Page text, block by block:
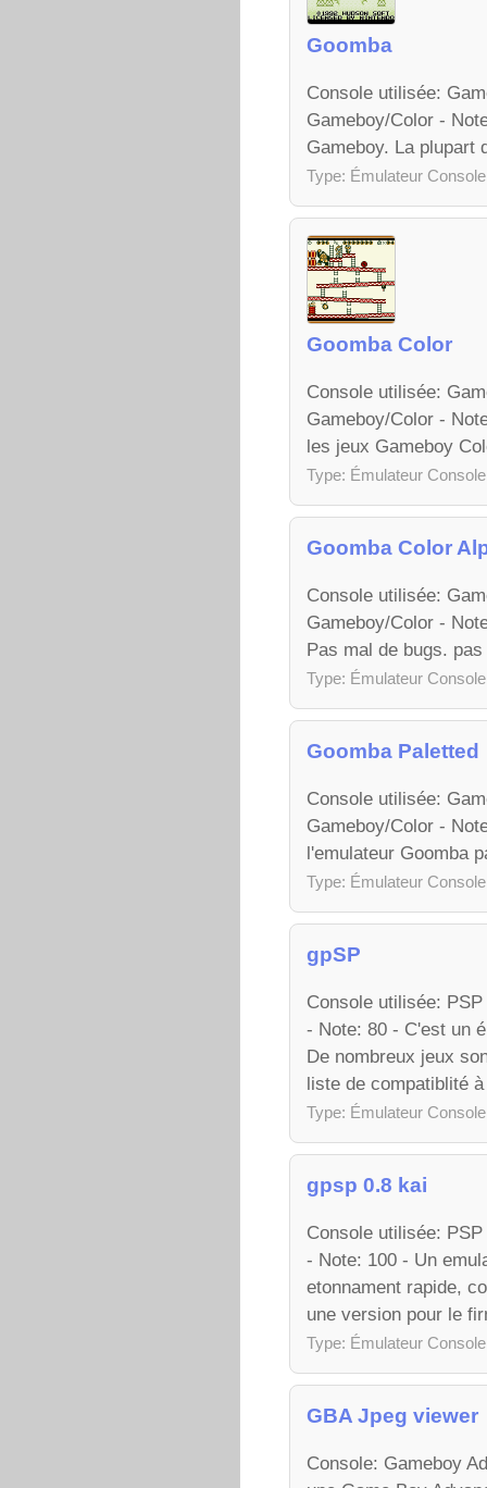
Goomba
Console utilisée:
Gameboy/Color -
Gameboy. La plupart
Type: Émulateur Console
Goomba Color
Console utilisée:
Gameboy/Color -
les jeux Gameboy
Type: Émulateur Console
Goomba Color
Console utilisée:
Gameboy/Color -
Pas mal de bugs.
Type: Émulateur Console
Goomba Paletted
Console utilisée:
Gameboy/Color -
l'emulateur Goomba
Type: Émulateur Console
gpSP
Console utilisée:
- Note: 80 - C'est un
De nombreux jeux
liste de compatiblité
Type: Émulateur Console
gpsp 0.8 kai
Console utilisée:
- Note: 100 - Un
etonnament rapide,
une version pour le
Type: Émulateur Console
GBA Jpeg viewer
Console: Gameboy